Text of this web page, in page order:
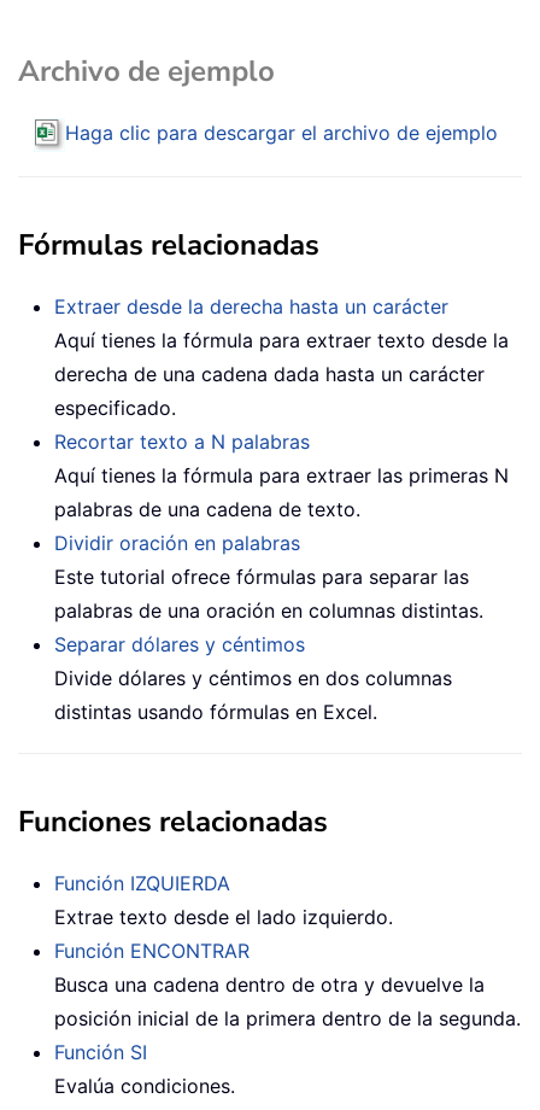
Archivo de ejemplo
Haga clic para descargar el archivo de ejemplo
Fórmulas relacionadas
Extraer desde la derecha hasta un carácter
Aquí tienes la fórmula para extraer texto desde la
derecha de una cadena dada hasta un carácter
especificado.
Recortar texto a N palabras
Aquí tienes la fórmula para extraer las primeras N
palabras de una cadena de texto.
Dividir oración en palabras
Este tutorial ofrece fórmulas para separar las
palabras de una oración en columnas distintas.
Separar dólares y céntimos
Divide dólares y céntimos en dos columnas
distintas usando fórmulas en Excel.
Funciones relacionadas
Función IZQUIERDA
Extrae texto desde el lado izquierdo.
Función ENCONTRAR
Busca una cadena dentro de otra y devuelve la
posición inicial de la primera dentro de la segunda.
Función SI
Evalúa condiciones.